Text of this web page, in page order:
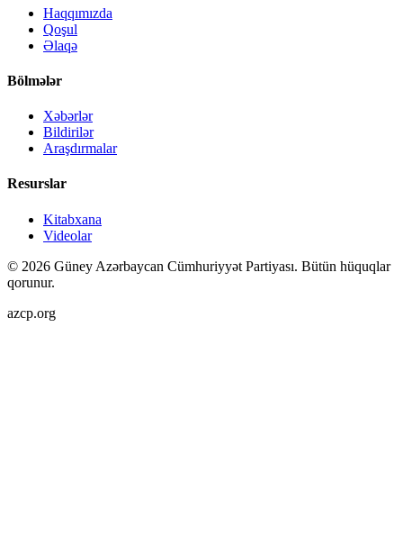
Haqqımızda
Qoşul
Əlaqə
Bölmələr
Xəbərlər
Bildirilər
Araşdırmalar
Resurslar
Kitabxana
Videolar
© 2026 Güney Azərbaycan Cümhuriyyət Partiyası. Bütün hüquqlar
qorunur.
azcp.org